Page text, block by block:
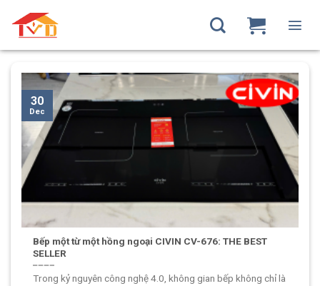
BẾP ĐIỆN TỪ CIVIN
Bếp một từ một hồng ngoại CIVIN CV-676: THE BEST
SELLER
Trong kỷ nguyên công nghệ 4.0, không gian bếp không chỉ là
30
Dec